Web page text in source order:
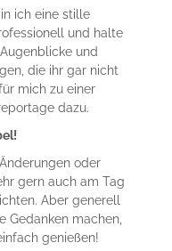
ich eine stille
und halte
und
die ihr gar nicht
mich zu einer
dazu.
oder
gern auch am Tag
Aber generell
Gedanken machen,
genießen!